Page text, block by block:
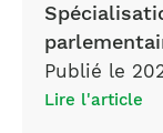
Publié le
Lire l'article